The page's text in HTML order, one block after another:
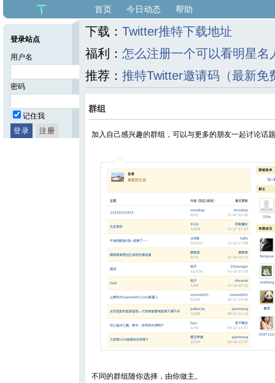
首页 今日动态 帮助
登录站点
用户名
密码
记住我
下载： Twitter推特下载地址
福利： 怎么注册一个可以看明星名
推荐： 推特Twitter邀请码（最新免
群组
加入自己感兴趣的群组，可以与更多的朋友一起讨论话
不同的群组随你选择，由你做主。